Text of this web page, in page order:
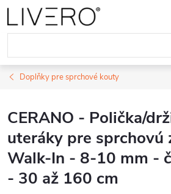
Prejsť
na
obsah
Doplňky pre sprchové kouty
CERANO - Polička/
uteráky pre sprchovú
Walk-In - 8-10 mm -
- 30 až 160 cm